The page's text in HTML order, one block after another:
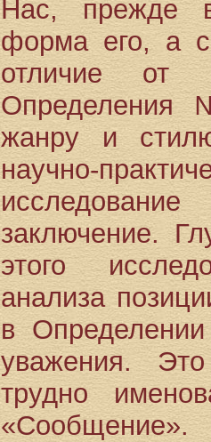
Нас, прежде
форма его, а
отличие от
жанру и
научно-
заключение.
этого
анализа
в
уважения.
трудно
«Сообщение».